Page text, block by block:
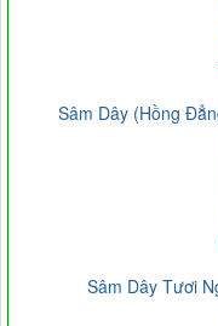
Sâm Dây (Hồng
Sâm Dây Tươi